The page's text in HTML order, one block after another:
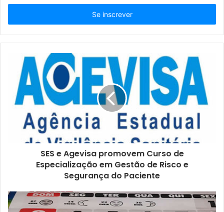
s
r
a
e
m
SES e Agevisa promovem Curso de
Especialização em Gestão de Risco e
Segurança do Paciente